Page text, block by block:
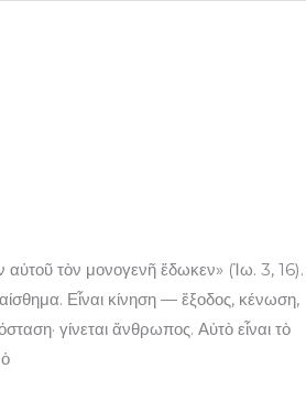
τὸν μονογενῆ ἔδωκεν» (Ἰω. 3, 16).
Εἶναι κίνηση — ἔξοδος, κένωση,
γίνεται ἄνθρωπος. Αὐτὸ εἶναι τὸ